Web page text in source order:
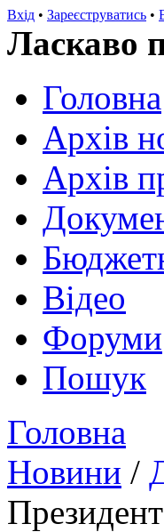
Вхід • Зареєструватись •
Ласкаво
Головна
Архів
Архів
Відео
Форуми
Пошук
Головна
Новини /